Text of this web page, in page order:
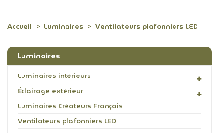
Accueil Luminaires Ventilateurs plafonniers LED
Luminaires
Luminaires intérieurs
Éclairage extérieur
Luminaires Créateurs Français
Ventilateurs plafonniers LED